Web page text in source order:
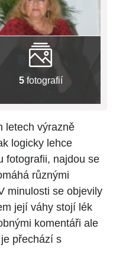
5fotografií
letech výrazně
logicky lehce
fotografii, najdou se
různými
minulosti se objevily
její váhy stojí lék
komentáři ale
přechází s